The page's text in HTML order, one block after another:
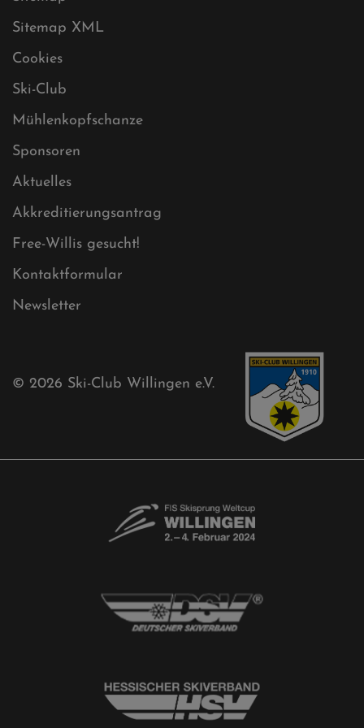
Datenschutz
Impressum
Sitemap
Sitemap XML
Cookies
Ski-Club
Mühlenkopfschanze
Kontaktformular